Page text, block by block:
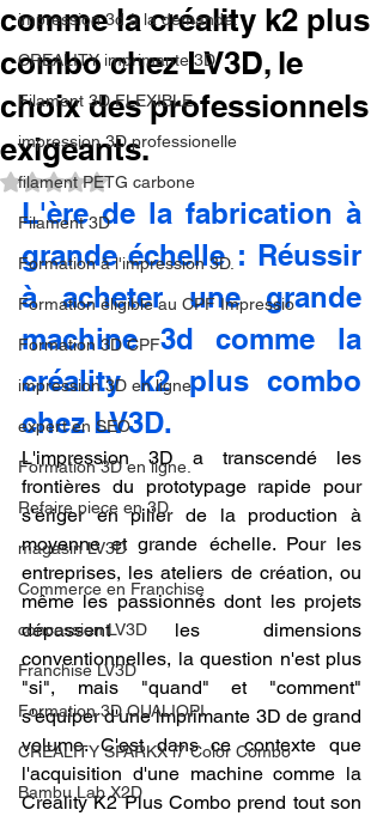
impression 3d à la demande.
CREALITY imprimante 3D
Filament 3D FLEXIBLE
impression 3D professionelle
filament PETG carbone
Filament 3D
Formation à l'impression 3D.
Formation éligible au CPF Impressio
Formation 3D CPF
impression 3D en ligne
expert en SEO
Formation 3D en ligne.
Refaire piece en 3D
magasin LV3D
Commerce en Franchise
concession LV3D
Franchise LV3D
Formation 3D QUALIOPI
CREALITY SPARKX i7 Color Combo
Bambu Lab X2D
comme la créality k2 plus
combo chez LV3D, le
choix des professionnels
exigeants.
Noté NaN étoiles sur 5.
L'ère de la fabrication à
grande échelle : Réussir
à acheter une grande
machine 3d comme la
créality k2 plus combo
chez LV3D.
L'impression 3D a transcendé les
frontières du prototypage rapide pour
s'ériger en pilier de la production à
moyenne et grande échelle. Pour les
entreprises, les ateliers de création, ou
même les passionnés dont les projets
dépassent les dimensions
conventionnelles, la question n'est plus
"si", mais "quand" et "comment"
s'équiper d'une imprimante 3D de grand
volume. C'est dans ce contexte que
l'acquisition d'une machine comme la
Creality K2 Plus Combo prend tout son